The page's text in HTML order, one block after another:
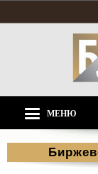
МЕНЮ